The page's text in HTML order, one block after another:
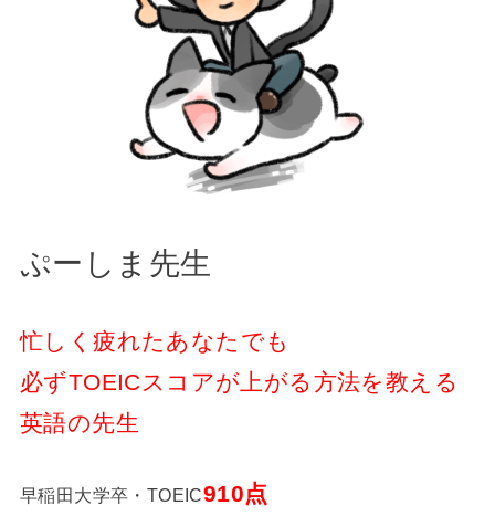
ぷーしま先生
忙しく疲れたあなたでも
必ずTOEICスコアが上がる方法を教える
英語の先生
早稲田大学卒・TOEIC910点